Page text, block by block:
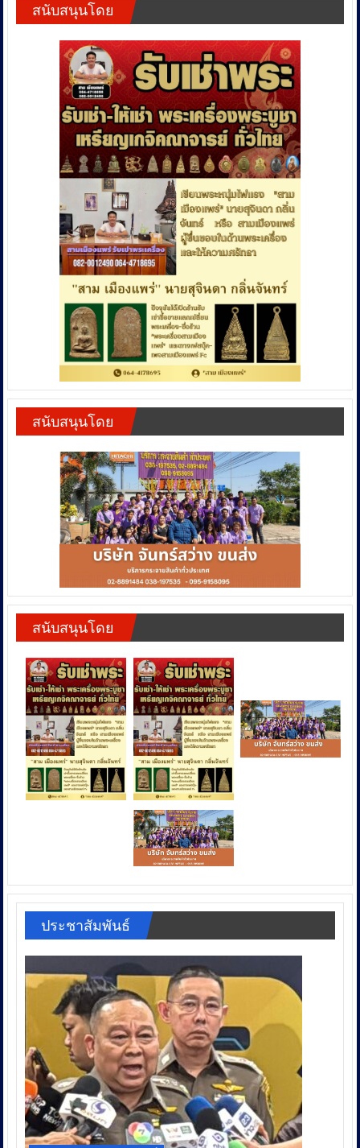
สนับสนุนโดย
สนับสนุนโดย
สนับสนุนโดย
ประชาสัมพันธ์